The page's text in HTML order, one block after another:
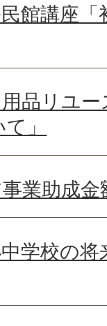
館講座
品リユ
」
業助成
学校の将